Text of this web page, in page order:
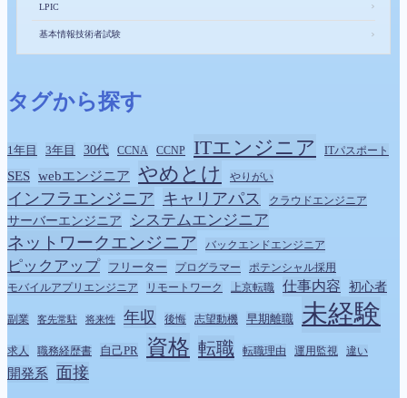
無料
今すぐ
LPIC ＞
基本情報技術者試験 ＞
タグから探す
1年目 3年目 30代 CCNA CCNP ITエンジニア ITパスポート
SES webエンジニア やめとけ やりがい
インフラエンジニア キャリアパス クラウドエンジニア
サーバーエンジニア システムエンジニア
ネットワークエンジニア バックエンドエンジニア
ピックアップ フリーター プログラマー
ポテンシャル採用
モバイルアプリエンジニア
リモートワーク 上京転職 仕事内容 初心者
副業 客先常駐 将来性 年収 後悔 志望動機 早期離職 未経験
求人 職務経歴書 自己PR 資格 転職 転職理由 運用監視 違い
開発系 面接